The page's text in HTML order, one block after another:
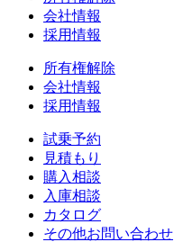
会社情報
採用情報
所有権解除
会社情報
採用情報
試乗予約
見積もり
購入相談
入庫相談
カタログ
その他お問い合わせ